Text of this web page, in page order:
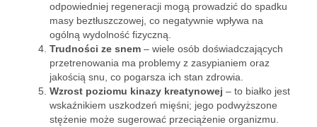
odpowiedniej regeneracji mogą prowadzić do spadku
masy beztłuszczowej, co negatywnie wpływa na
ogólną wydolność fizyczną.
Trudności ze snem – wiele osób doświadczających
przetrenowania ma problemy z zasypianiem oraz
jakością snu, co pogarsza ich stan zdrowia.
Wzrost poziomu kinazy kreatynowej – to białko jest
wskaźnikiem uszkodzeń mięśni; jego podwyższone
stężenie może sugerować przeciążenie organizmu.